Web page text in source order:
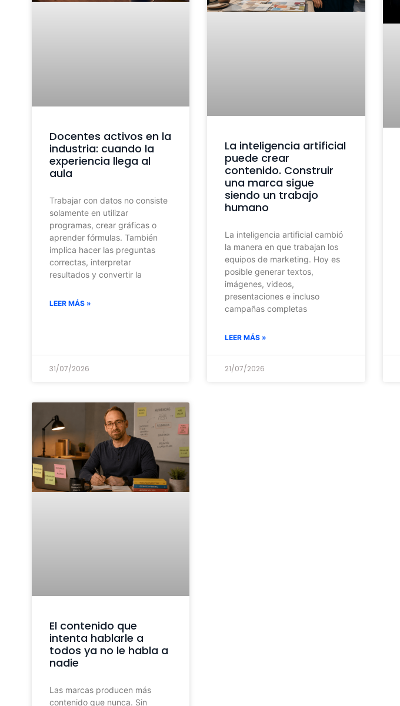
Docentes activos en la
industria: cuando la
experiencia llega al
aula
Trabajar con datos no consiste
solamente en utilizar
programas, crear gráficas o
aprender fórmulas. También
implica hacer las preguntas
correctas, interpretar
resultados y convertir la
LEER MÁS »
31/07/2026
La inteligencia artificial
puede crear
contenido. Construir
una marca sigue
siendo un trabajo
humano
La inteligencia artificial cambió
la manera en que trabajan los
equipos de marketing. Hoy es
posible generar textos,
imágenes, videos,
presentaciones e incluso
campañas completas
LEER MÁS »
21/07/2026
El contenido que
intenta hablarle a
todos ya no le habla a
nadie
Las marcas producen más
contenido que nunca. Sin